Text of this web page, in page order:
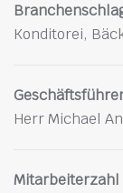
Konditorei,
Herr Michael
Mitarbeiterzahl